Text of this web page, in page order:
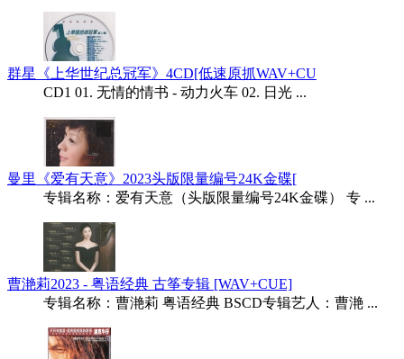
群星《上华世纪总冠军》4CD[低速原抓WAV+CU
CD1 01. 无情的情书 - 动力火车 02. 日光 ...
曼里《爱有天意》2023头版限量编号24K金碟[
专辑名称：爱有天意（头版限量编号24K金碟） 专 ...
曹滟莉2023 - 粤语经典 古筝专辑 [WAV+CUE]
专辑名称：曹滟莉 粤语经典 BSCD专辑艺人：曹滟 ...